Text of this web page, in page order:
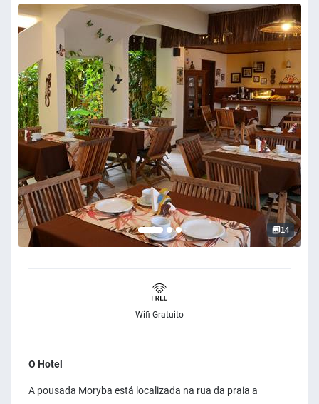
14
Wifi Gratuito
O Hotel
A pousada Moryba está localizada na rua da praia a